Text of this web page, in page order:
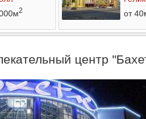
2
от
центр